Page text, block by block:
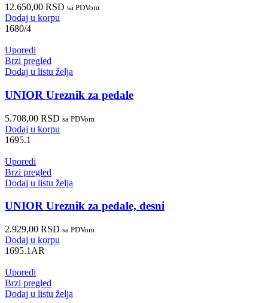
12.650,00 RSD sa PDVom
Dodaj u korpu
1680/4
Uporedi
Brzi pregled
Dodaj u listu želja
UNIOR Ureznik za pedale
5.708,00 RSD sa PDVom
Dodaj u korpu
1695.1
Uporedi
Brzi pregled
Dodaj u listu želja
UNIOR Ureznik za pedale, desni
2.929,00 RSD sa PDVom
Dodaj u korpu
1695.1AR
Uporedi
Brzi pregled
Dodaj u listu želja